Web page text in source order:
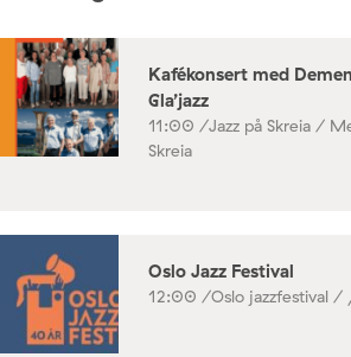
Kafékonsert med
Gla’jazz
11:00 /Jazz på Skreia /
Skreia
Oslo Jazz Festival
12:00 /Oslo jazzfestival / ,